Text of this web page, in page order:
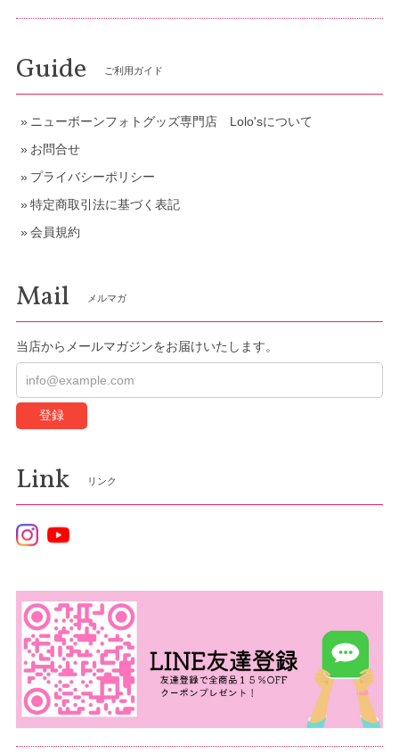
Guide ご利用ガイド
ニューボーンフォトグッズ専門店 Lolo'sについて
お問合せ
プライバシーポリシー
特定商取引法に基づく表記
会員規約
Mail メルマガ
当店からメールマガジンをお届けいたします。
登録
Link リンク